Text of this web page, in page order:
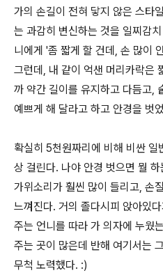
가의 손길이 전혀 닿지 않은 스타
는 과감히 변신하는 것을 일찌감
니에게 '좀 짧게 할 건데, 손 많이
그런데, 내 같이 억샌 머리카락은
까 약간 길이를 유지하고 다듬고,
예쁘게 해 달라고 하고 안경을 벗
확실히 5천원짜리에 비해 비싼 일
상 걸린다. 나야 안경 벗으면 뭘
가위소리가 훨씬 많이 들리고, 손
느껴진다. 거의 졸다시피 앉아있
주는 언니를 따라 가 의자에 누웠
주는 곳이 많은데 반해 여기서는
무척 노력했다. :)